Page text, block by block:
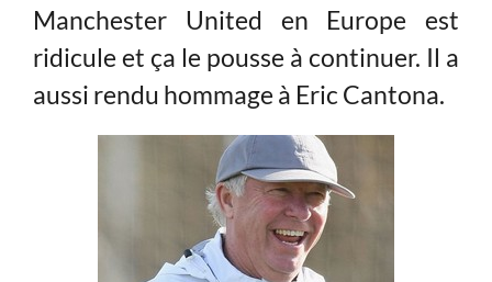
Manchester United en Europe est
ridicule et ça le pousse à continuer. Il a
aussi rendu hommage à Eric Cantona.